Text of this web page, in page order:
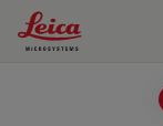
Leica